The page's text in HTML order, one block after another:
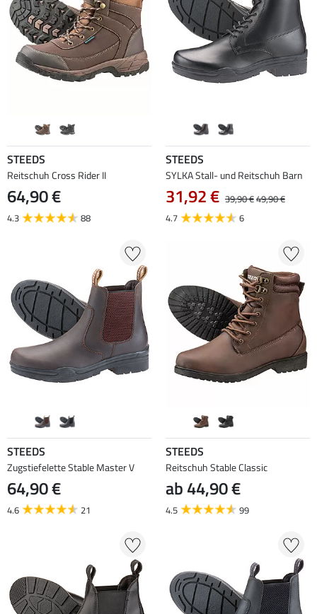
STEEDS
Reitschuh Cross Rider II
64,90 €
4.3 88
STEEDS
SYLKA Stall- und Reitschuh Barn
31,92 € 39,90 €49,90 €
4.7
6
STEEDS
Zugstiefelette Stable Master V
64,90 €
4.6 21
STEEDS
Reitschuh Stable Classic
ab 44,90 €
4.5 99